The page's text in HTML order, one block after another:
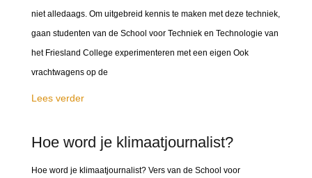
niet alledaags. Om uitgebreid kennis te maken met deze techniek,
gaan studenten van de School voor Techniek en Technologie van
het Friesland College experimenteren met een eigen Ook
vrachtwagens op de
Lees verder
Hoe word je klimaatjournalist?
Hoe word je klimaatjournalist? Vers van de School voor